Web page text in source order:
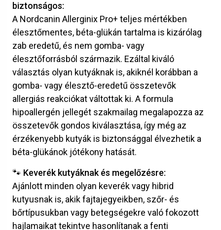
biztonságos:
A Nordcanin Allerginix Pro+ teljes mértékben
élesztőmentes, béta-glükán tartalma is kizárólag
zab eredetű, és nem gomba- vagy
élesztőforrásból származik. Ezáltal kiváló
választás olyan kutyáknak is, akiknél korábban a
gomba- vagy élesztő-eredetű összetevők
allergiás reakciókat váltottak ki. A formula
hipoallergén jellegét szakmailag megalapozza az
összetevők gondos kiválasztása, így még az
érzékenyebb kutyák is biztonsággal élvezhetik a
béta-glükánok jótékony hatását.
🐾 Keverék kutyáknak és megelőzésre:
Ajánlott minden olyan keverék vagy hibrid
kutyusnak is, akik fajtajegyeikben, szőr- és
bőrtípusukban vagy betegségekre való fokozott
hajlamaikat tekintve hasonlítanak a fenti